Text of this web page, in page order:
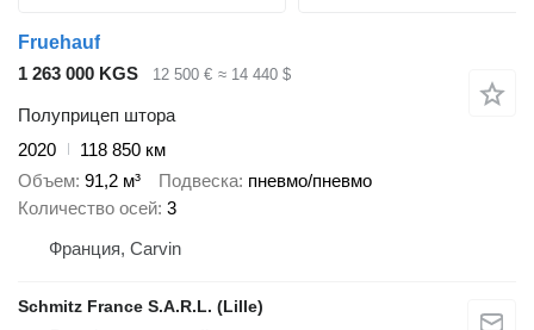
Fruehauf
1 263 000 KGS
12 500 € ≈ 14 440 $
Полуприцеп штора
2020
118 850 км
Объем 91,2 м³ Подвеска пневмо/пневмо
Количество осей 3
Франция, Carvin
Schmitz France S.A.R.L. (Lille)